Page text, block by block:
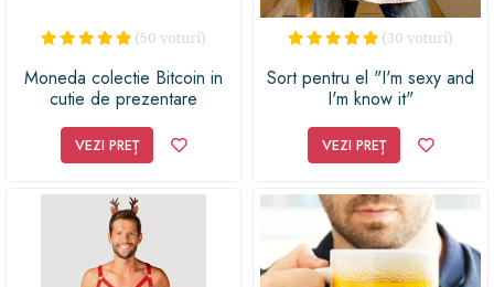
(50 voturi)
Moneda colectie Bitcoin in
cutie de prezentare
VEZI PREȚ
(30 voturi)
Sort pentru el "I'm sexy and
I'm know it"
VEZI PREȚ